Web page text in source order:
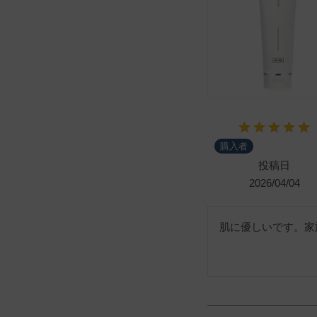
購入者
投稿日
2026/04/04
肌に優しいです。